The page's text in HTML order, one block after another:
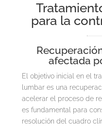
para la
afectada
El objetivo inicial en el
lumbar es una
acelerar el proceso de
es fundamental para
resolución del cuadro